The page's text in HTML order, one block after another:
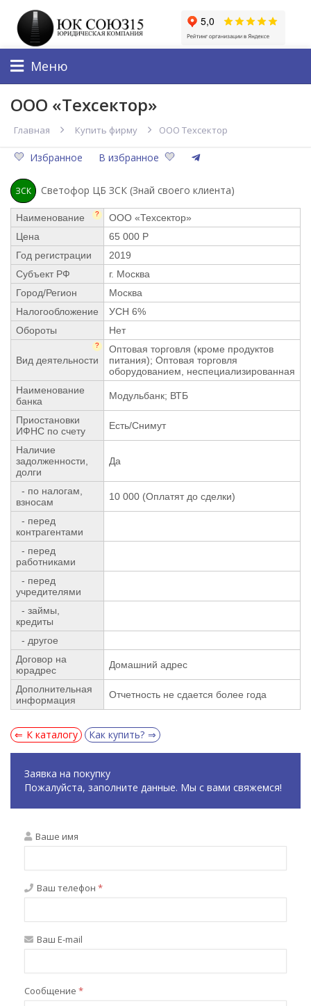
Меню
ООО «Техсектор»
Главная Купить фирму ООО Техсектор
Избранное В избранное
ЗСК Светофор ЦБ ЗСК (Знай своего клиента)
Наименование ?
ООО «Техсектор»
Цена
65 000 Р
Год регистрации
2019
Субъект РФ
г. Москва
Город/Регион
Москва
Налогообложение
УСН 6%
Обороты
Нет
Вид деятельности
?
Оптовая торговля (кроме продуктов
питания); Оптовая торговля
оборудованием, неспециализированная
Наименование
банка
Модульбанк; ВТБ
Приостановки
ИФНС по счету
Есть/Снимут
Наличие
задолженности,
долги
Да
- по налогам,
взносам
10 000 (Оплатят до сделки)
- перед
контрагентами
- перед
работниками
- перед
учредителями
- займы,
кредиты
- другое
Договор на
юрадрес
Домашний адрес
Дополнительная
информация
Отчетность не сдается более года
К каталогу Как купить?
Заявка на покупку
Пожалуйста, заполните данные. Мы с вами свяжемся!
Ваше имя
Ваш телефон *
Ваш E-mail
Сообщение *